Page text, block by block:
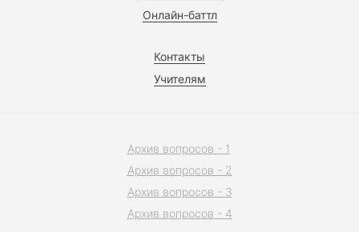
Онлайн-баттл
Контакты
Учителям
Архив вопросов - 1
Архив вопросов - 2
Архив вопросов - 3
Архив вопросов - 4